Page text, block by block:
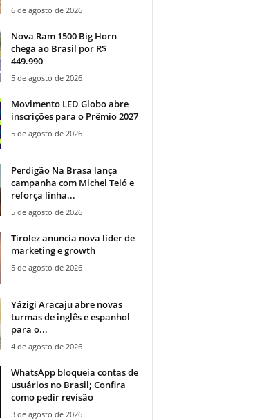
6 de agosto de 2026
Nova Ram 1500 Big Horn
chega ao Brasil por R$
449.990
5 de agosto de 2026
Movimento LED Globo abre
inscrições para o Prêmio 2027
5 de agosto de 2026
Perdigão Na Brasa lança
campanha com Michel Teló e
reforça linha...
5 de agosto de 2026
Tirolez anuncia nova líder de
marketing e growth
5 de agosto de 2026
Yázigi Aracaju abre novas
turmas de inglês e espanhol
para o...
4 de agosto de 2026
WhatsApp bloqueia contas de
usuários no Brasil; Confira
como pedir revisão
3 de agosto de 2026